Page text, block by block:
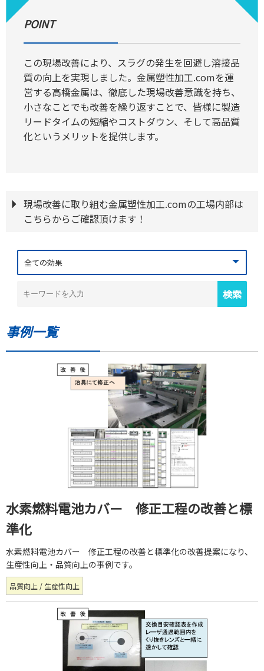
POINT
この現場改善により、スラグの発生を回避し溶接品
質の向上を実現しました。金属塑性加工.comを運
営する高橋金属は、徹底した現場改善意識を持ち、
小さなことでも改善を繰り返すことで、皆様に製造
リードタイムの短縮やコストダウン、そして高品質
化というメリットを提供します。
現場改善に取り組む金属塑性加工.comの工場内部は
こちらからご確認頂けます！
事例一覧
水素燃料電池カバー 修正工程の改善と標
準化
水素燃料電池カバー 修正工程の改善と標準化の改善提案になり、
生産性向上・品質向上の事例です。
品質向上 / 生産性向上